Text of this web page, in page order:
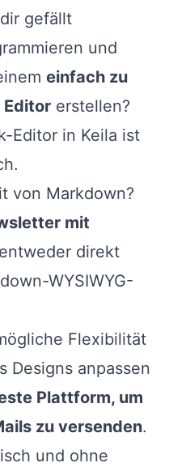
gefällt
und
einfach zu
Editor erstellen?
Editor in Keila ist
von Markdown?
mit
direkt
WYSIWYG-
Flexibilität
Designs anpassen
Plattform, um
zu versenden.
und ohne